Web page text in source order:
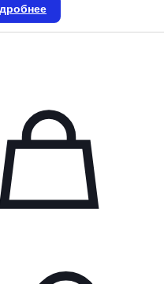
от гамма-2 и ртути
боковых зубов и
где эстетика не
приоритетной. Удобны в
благодаря
маркировке и
дозировке.